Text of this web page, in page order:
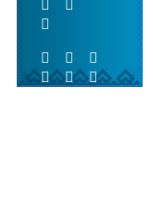
  